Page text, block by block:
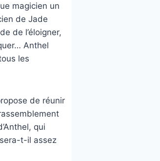
magicien un
de Jade
de l’éloigner,
Anthel
les
de réunir
qui
t-il assez